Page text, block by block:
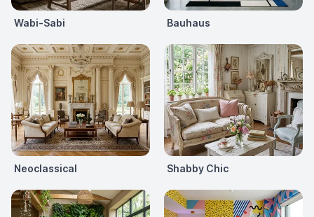
Wabi-Sabi Bauhaus
Neoclassical Shabby Chic